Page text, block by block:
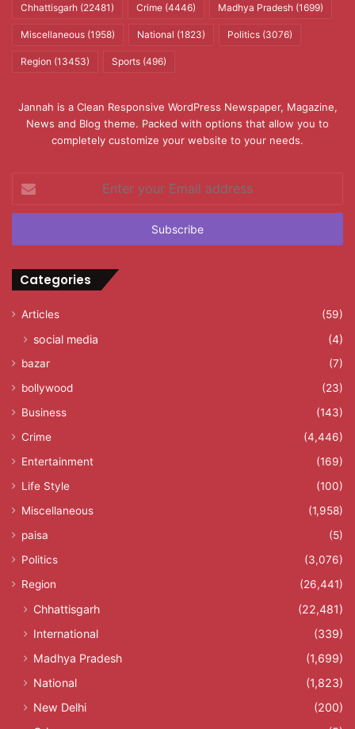
Chhattisgarh (22481) Crime (4446) Madhya Pradesh (1699)
Miscellaneous (1958) National (1823) Politics (3076)
Region (13453) Sports (496)
Jannah is a Clean Responsive WordPress Newspaper, Magazine,
News and Blog theme. Packed with options that allow you to
completely customize your website to your needs.
your
Email
Categories
Articles (59)
social media (4)
bazar
(7)
bollywood
(23)
Business
(143)
Crime
(4,446)
Entertainment
(169)
Life Style
(100)
Miscellaneous
(1,958)
paisa
(5)
Politics
(3,076)
Region
(26,441)
Chhattisgarh
(22,481)
International
(339)
Madhya Pradesh
(1,699)
National
(1,823)
New Delhi
(200)